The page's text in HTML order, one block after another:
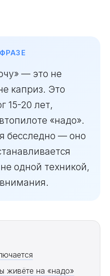
— это не
каприз. Это
15-20 лет,
«надо».
бесследно — оно
одной техникой,
живёте на «надо»